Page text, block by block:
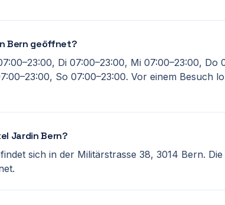
Bern geöffnet?
Di 07:00–23:00, Mi 07:00–23:00, Do
So 07:00–23:00. Vor einem Besuch
Jardin Bern?
sich in der Militärstrasse 38, 3014 Bern.